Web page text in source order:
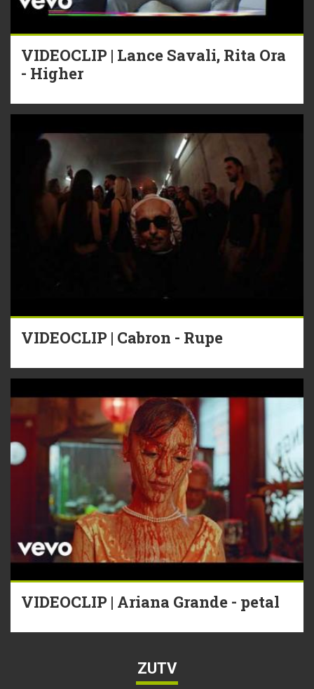
VIDEOCLIP | Lance Savali, Rita Ora
- Higher
VIDEOCLIP | Cabron - Rupe
VIDEOCLIP | Ariana Grande - petal
ZUTV